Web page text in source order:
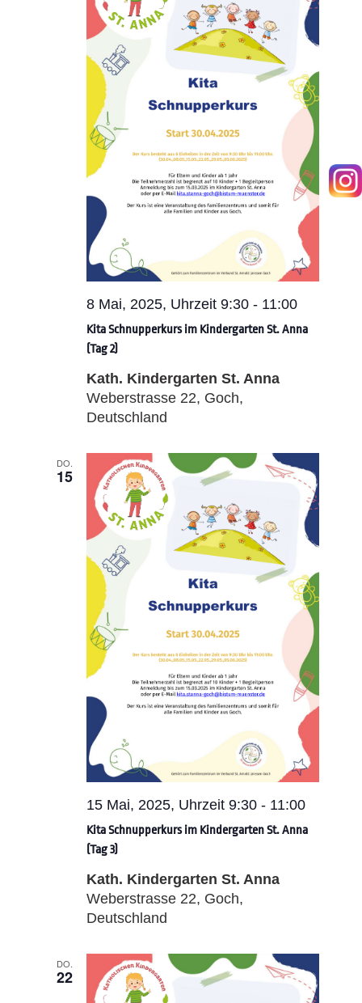
Kita Schnupperkurs im Kindergarten St. Anna
(Tag 2)
8 Mai, 2025, Uhrzeit 9:30 - 11:00
Kath. Kindergarten St. Anna
Weberstrasse 22, Goch,
Deutschland
DO.
15
Kita Schnupperkurs im Kindergarten St. Anna
(Tag 3)
15 Mai, 2025, Uhrzeit 9:30 - 11:00
Kath. Kindergarten St. Anna
Weberstrasse 22, Goch,
Deutschland
DO.
22